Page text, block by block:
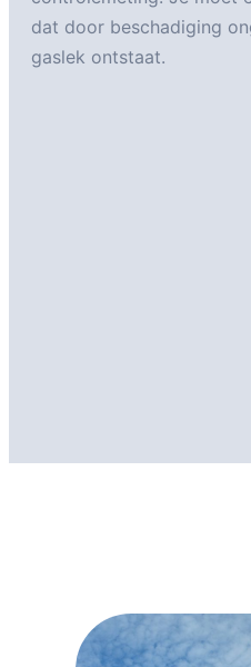
dat door beschadiging
gaslek ontstaat.